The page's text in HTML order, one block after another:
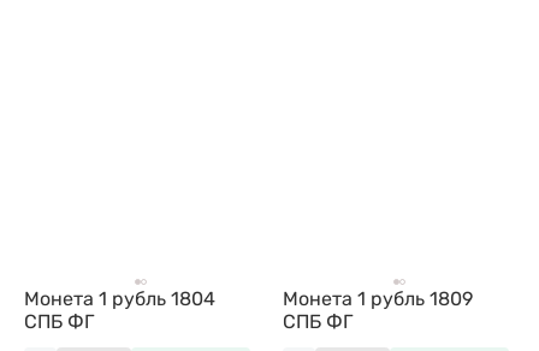
Монета 1 рубль 1804
СПБ ФГ
Монета 1 рубль 1809
СПБ ФГ